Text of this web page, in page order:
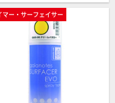
マー・サーフェイサー